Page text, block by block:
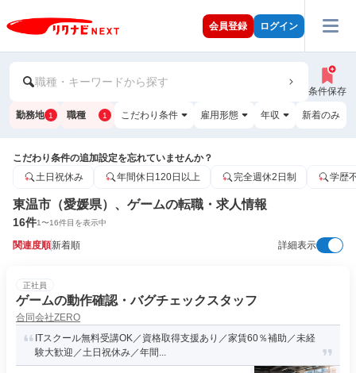
会員登録 ログイン
職種・キーワードから探す
条件保存
勤務地 1 職種 1 こだわり条件 雇用形態 年収 新着のみ
こだわり条件の追加設定を忘れていませんか？
土日祝休み
年間休日120日以上 完全週休2日制 学歴
東温市（愛媛県）、ゲームの転職・求人情報
16件1〜16件目を表示中
関連度順新着順 詳細表示
正社員
ゲームの動作確認・バグチェックスタッフ
合同会社ZERO
ITスクール無料受講OK／資格取得支援あり／家賃60％補助／未経
験大歓迎／土日祝休み／年間...